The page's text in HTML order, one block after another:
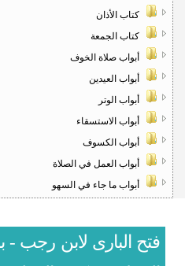
كتاب الأذان
كتاب الجمعة
أبواب صلاة الخوف
أبواب العيدين
أبواب الوتر
أبواب الاستسقاء
أبواب الكسوف
أبواب العمل في الصلاة
أبواب ما جاء في السهو
فتح البارى لابن رجب -